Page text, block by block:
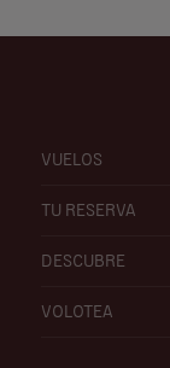
VUELOS
TU RESERVA
DESCUBRE
VOLOTEA